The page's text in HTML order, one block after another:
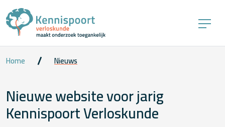
Home Nieuws
Nieuwe website voor jarig
Kennispoort Verloskunde